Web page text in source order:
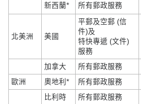
新西蘭* 所有郵政服務
北美洲 美國
平郵及空郵 (信
件)及
特快專遞 (文件)
服務
加拿大
所有郵政服務
歐洲
奧地利*
所有郵政服務
比利時
所有郵政服務